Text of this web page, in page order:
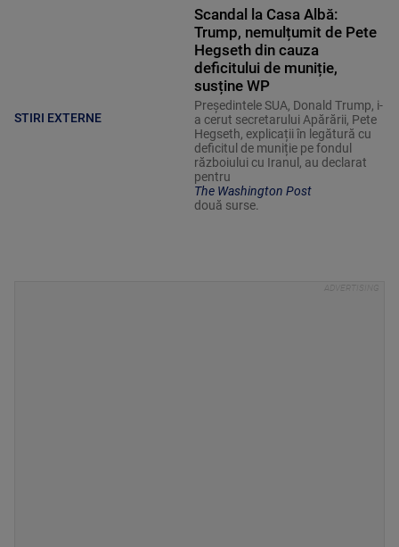
STIRI EXTERNE
Scandal la Casa Albă:
Trump, nemulțumit de Pete
Hegseth din cauza
deficitului de muniție,
susține WP
Președintele SUA, Donald Trump, i-
a cerut secretarului Apărării, Pete
Hegseth, explicații în legătură cu
deficitul de muniție pe fondul
războiului cu Iranul, au declarat
pentru
The Washington Post
două surse.